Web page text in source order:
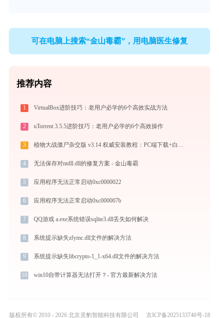
可在电脑上搜索“金山毒霸”，用电脑医生修复
推荐内容
1 VirtualBox进阶技巧：老用户必学的6个高效实战方法
2 uTorrent 3.5.5进阶技巧：老用户必学的6个高效操作
3 植物大战僵尸杂交版 v3.14 权威安装教程：PC端下载+白屏闪退完美解决
4 无法保存对ntdll.dll的修复方案 - 金山毒霸
5 应用程序无法正常启动0xc0000022
6 应用程序无法正常启动0xc000007b
7 QQ游戏 a.exe系统错误sqlite3.dll丢失如何解决
8 系统提示缺失zfymc.dll文件的解决方法
9 系统提示缺失libcrypto-1_1-x64.dll文件的解决方法
10 win10自带计算器无法打开？- 官方最新解决方法
版权所有© 2010 - 2026 北京灵豹智能科技有限公司 京ICP备2025133740号-18